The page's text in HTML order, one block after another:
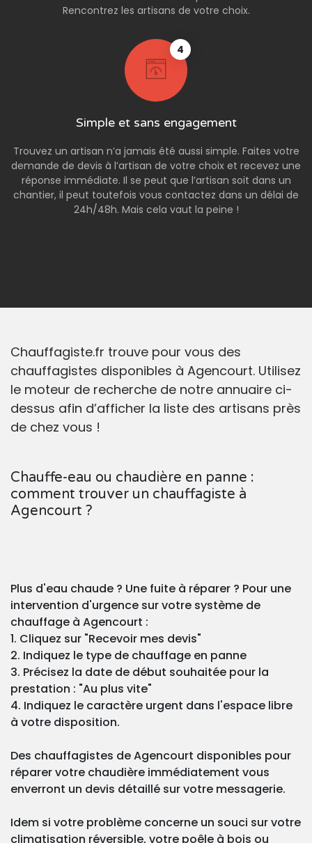
Rencontrez les artisans de votre choix.
4
Simple et sans engagement
Trouvez un artisan n’a jamais été aussi simple. Faites votre
demande de devis à l’artisan de votre choix et recevez une
réponse immédiate. Il se peut que l’artisan soit dans un
chantier, il peut toutefois vous contactez dans un délai de
24h/48h. Mais cela vaut la peine !
Chauffagiste.fr trouve pour vous des
chauffagistes disponibles à Agencourt. Utilisez
le moteur de recherche de notre annuaire ci-
dessus afin d’afficher la liste des artisans près
de chez vous !
Chauffe-eau ou chaudière en panne :
comment trouver un chauffagiste à
Agencourt ?
Plus d'eau chaude ? Une fuite à réparer ? Pour une
intervention d'urgence sur votre système de
chauffage à Agencourt :
1. Cliquez sur "Recevoir mes devis"
2. Indiquez le type de chauffage en panne
3. Précisez la date de début souhaitée pour la
prestation : "Au plus vite"
4. Indiquez le caractère urgent dans l'espace libre
à votre disposition.
Des chauffagistes de Agencourt disponibles pour
réparer votre chaudière immédiatement vous
enverront un devis détaillé sur votre messagerie.
Idem si votre problème concerne un souci sur votre
climatisation réversible, votre poêle à bois ou